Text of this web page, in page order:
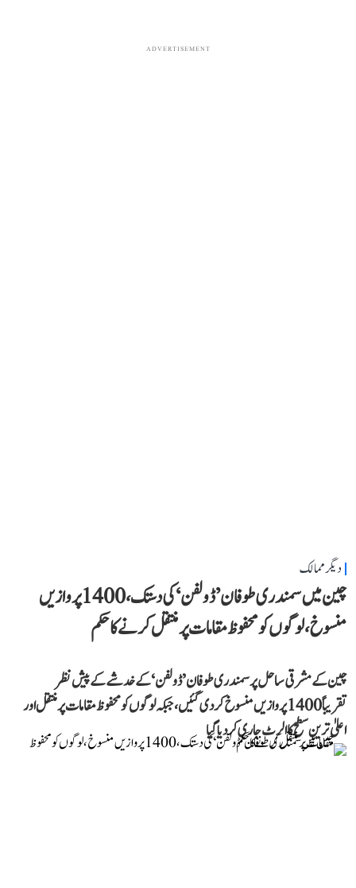
ADVERTISEMENT
دیگر ممالک
چین میں سمندری طوفان ’ڈولفن‘ کی دستک، 1400 پروازیں
منسوخ، لوگوں کو محفوظ مقامات پر منتقل کرنے کا حکم
چین کے مشرقی ساحل پر سمندری طوفان ’ڈولفن‘ کے خدشے کے پیش نظر
تقریباً 1400 پروازیں منسوخ کر دی گئیں، جبکہ لوگوں کو محفوظ مقامات پر منتقل اور
اعلیٰ ترین سطح کا الرٹ جاری کر دیا گیا